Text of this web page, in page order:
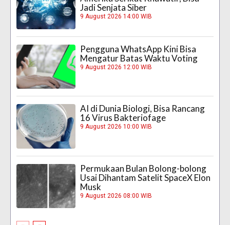
Jadi Senjata Siber
9 August 2026 14:00 WIB
Pengguna WhatsApp Kini Bisa
Mengatur Batas Waktu Voting
9 August 2026 12:00 WIB
AI di Dunia Biologi, Bisa Rancang
16 Virus Bakteriofage
9 August 2026 10:00 WIB
Permukaan Bulan Bolong-bolong
Usai Dihantam Satelit SpaceX Elon
Musk
9 August 2026 08:00 WIB